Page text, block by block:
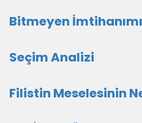
Bitmeyen
Seçim Analizi
Filistin Meselesinin